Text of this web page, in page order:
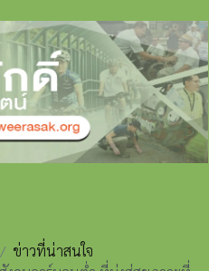
ข่าวที่น่าสนใจ